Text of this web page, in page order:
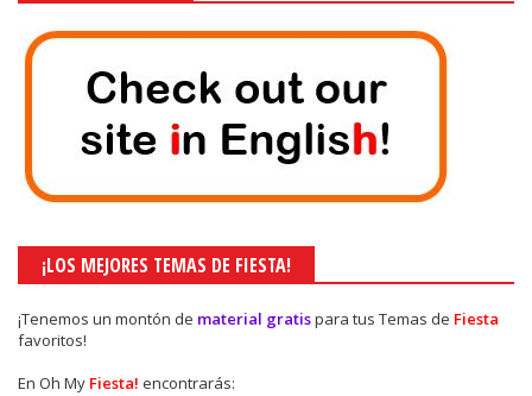
¡LOS MEJORES TEMAS DE FIESTA!
¡Tenemos un montón de material gratispara tus Temas de Fiesta
favoritos!
En Oh My Fiesta! encontrarás: